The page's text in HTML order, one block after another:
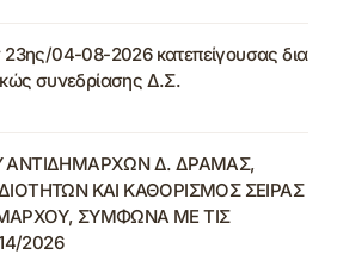
04-08-2026 κατεπείγουσας δια
συνεδρίασης Δ.Σ.
ΑΝΤΙΔΗΜΑΡΧΩΝ Δ. ΔΡΑΜΑΣ,
ΚΑΙ ΚΑΘΟΡΙΣΜΟΣ ΣΕΙΡΑΣ
ΣΥΜΦΩΝΑ ΜΕ ΤΙΣ
2026